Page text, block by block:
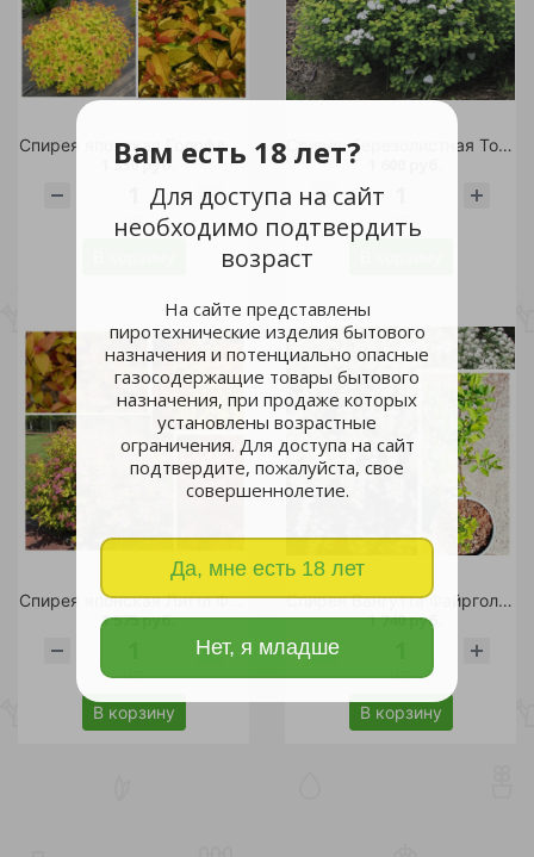
Вам есть 18 лет?
Для доступа на сайт
необходимо подтвердить
возраст
На сайте представлены
пиротехнические изделия бытового
назначения и потенциально опасные
газосодержащие товары бытового
назначения, при продаже которых
установлены возрастные
ограничения. Для доступа на сайт
подтвердите, пожалуйста, свое
совершеннолетие.
Да, мне есть 18 лет
Нет, я младше
Спирея японская Голдфлейм С7 1шт
1 330 руб.
шт
Спирея березолистная Тор С5 1шт
шт
Спирея японская Литтл Флейм С5 1шт
1 575 руб.
шт
В корзину
Спирея Вангутта Файрголд Левголд С10 1шт
1 740 руб.
шт
В корзину